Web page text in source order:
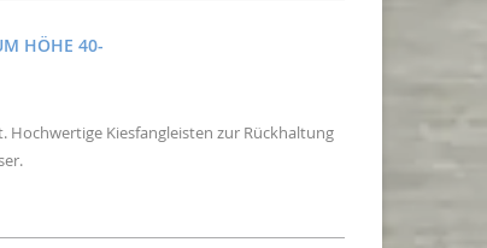
HÖHE 40-
Hochwertige Kiesfangleisten zur Rückhaltung